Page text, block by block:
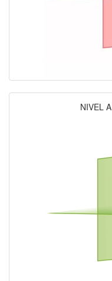
NIVEL